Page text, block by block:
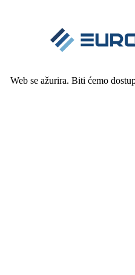
Web se ažurira. Biti ćemo